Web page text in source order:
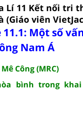
Lí 11 Kết nối tri
(Giáo viên
11.1: Một số
Nam Á
Công (MRC)
bình trong